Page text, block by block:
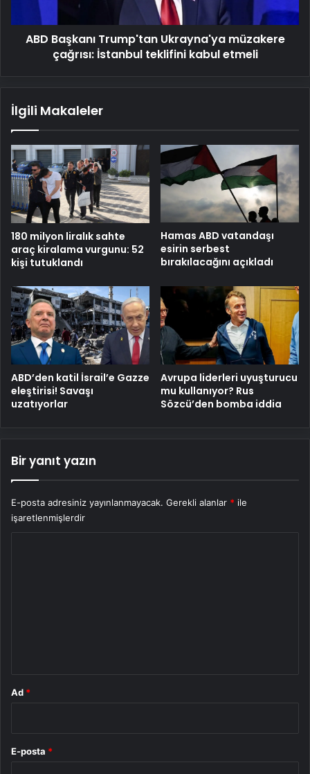
teklifini
kabul
etmeliABD Başkanı Trump'tan Ukrayna'ya müzakere
çağrısı: İstanbul teklifini kabul etmeli
İlgili Makaleler
180 milyon liralık sahte
araç kiralama vurgunu: 52
kişi tutuklandı
Hamas ABD vatandaşı
esirin serbest
bırakılacağını açıkladı
ABD’den katil İsrail’e Gazze
eleştirisi! Savaşı
uzatıyorlar
Avrupa liderleri uyuşturucu
mu kullanıyor? Rus
Sözcü’den bomba iddia
Bir yanıt yazın
E-posta adresiniz yayınlanmayacak. Gerekli alanlar * ile
işaretlenmişlerdir
Ad *
E-posta *